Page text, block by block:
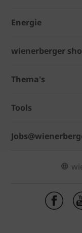
Energie
wienerberger
Thema's
Tools